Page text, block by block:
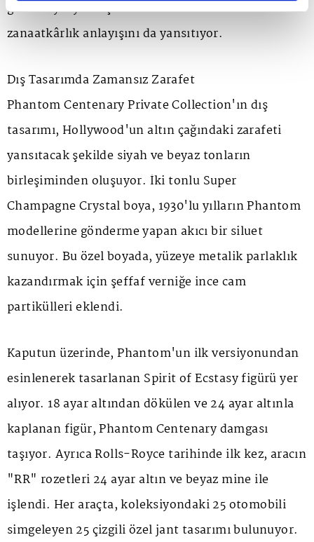
gelecek yüzyılını şekillendirecek tasarım ve
zanaatkârlık anlayışını da yansıtıyor.
Dış Tasarımda Zamansız Zarafet
Phantom Centenary Private Collection'ın dış
tasarımı, Hollywood'un altın çağındaki zarafeti
yansıtacak şekilde siyah ve beyaz tonların
birleşiminden oluşuyor. İki tonlu Super
Champagne Crystalboya, 1930'lu yılların Phantom
modellerine gönderme yapan akıcı bir siluet
sunuyor. Bu özel boyada, yüzeye metalik parlaklık
kazandırmak için şeffaf verniğe ince cam
partikülleri eklendi.
Kaputun üzerinde, Phantom'un ilk versiyonundan
esinlenerek tasarlanan Spirit of Ecstasyfigürü yer
alıyor. 18 ayar altından dökülen ve 24 ayar altınla
kaplanan figür,Phantom Centenarydamgası
taşıyor. Ayrıca Rolls-Royce tarihinde ilk kez, aracın
"RR" rozetleri 24 ayar altın ve beyaz mine ile
işlendi. Her araçta, koleksiyondaki 25 otomobili
simgeleyen 25 çizgili özel jant tasarımı bulunuyor.